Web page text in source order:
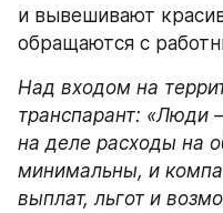
и вывешивают
обращаются с
Над входом на
транспарант: «Люди
на деле расходы на
минимальны, и
выплат, льгот и